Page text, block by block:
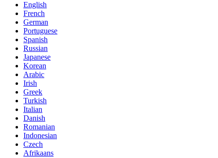
English
French
German
Portuguese
Spanish
Russian
Japanese
Korean
Arabic
Irish
Greek
Turkish
Italian
Danish
Romanian
Indonesian
Czech
Afrikaans